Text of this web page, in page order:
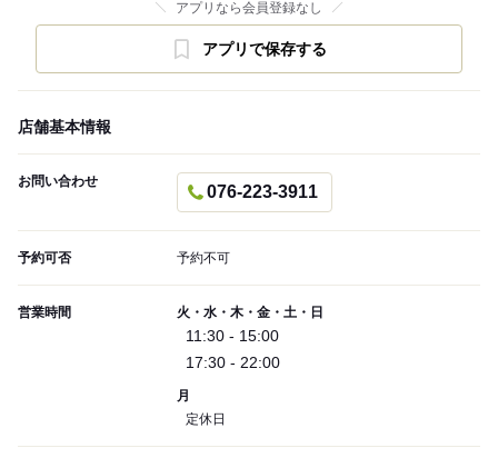
アプリなら会員登録なし
アプリで保存する
店舗基本情報
お問い合わせ
076-223-3911
予約可否 予約不可
営業時間 火・水・木・金・土・日
11:30 - 15:00
17:30 - 22:00
月
定休日